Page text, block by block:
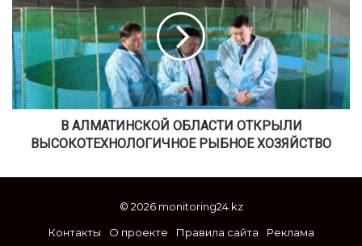
З
М
Е
Н
Я
Т
Л
М
А
Т
И
Н
С
О
В АЛМАТИНСКОЙ ОБЛАСТИ ОТКРЫЛИ
ВЫСОКОТЕХНОЛОГИЧНОЕ РЫБНОЕ ХОЗЯЙСТВО
© 2026 monitoring24.kz
Контакты
О проекте Правила сайта Реклама